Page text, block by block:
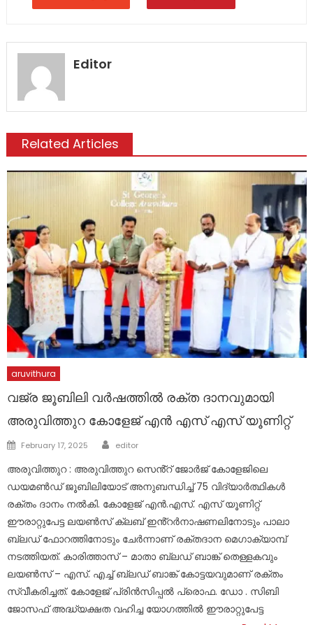
Editor
Related Articles
aruvithura
വജ്ര ജൂബിലി വർഷത്തിൽ രക്ത ദാനവുമായി
അരുവിത്തുറ കോളേജ് എൻ എസ് എസ് യൂണിറ്റ്
Posted
February 17, 2025 Author
editor
അരുവിത്തുറ : അരുവിത്തുറ സെൻ്റ് ജോർജ് കോളേജിലെ
ഡയമൺഡ് ജൂബിലിയോട് അനുബന്ധിച്ച് 75 വിദ്യാർത്ഥികൾ
രക്തം ദാനം നൽകി. കോളേജ് എൻ.എസ്. എസ് യൂണിറ്റ്
ഈരാറ്റുപേട്ട ലയൺസ് ക്ലബ് ഇൻ്റർനാഷണലിനോടും പാലാ
ബ്ലഡ് ഫോറത്തിനോടും ചേർന്നാണ് രക്തദാന മെഗാക്യാമ്പ്
നടത്തിയത്. കാരിത്താസ് – മാതാ ബ്ലഡ് ബാങ്ക് തെള്ളകവും
ലയൺസ് – എസ്. എച്ച് ബ്ലഡ് ബാങ്ക് കോട്ടയവുമാണ് രക്തം
സ്വീകരിച്ചത്. കോളേജ് പ്രിൻസിപ്പൽ പ്രൊഫ. ഡോ . സിബി
ജോസഫ് അദ്ധ്യക്ഷത വഹിച്ച യോഗത്തിൽ ഈരാറ്റുപേട്ട